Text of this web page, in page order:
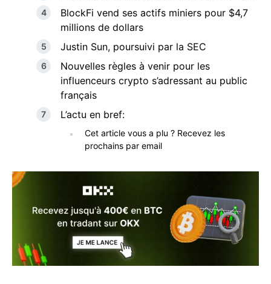
BlockFi vend ses actifs miniers pour $4,7
millions de dollars
Justin Sun, poursuivi par la SEC
Nouvelles règles à venir pour les
influenceurs crypto s’adressant au public
français
L’actu en bref:
Cet article vous a plu ? Recevez les
prochains par email